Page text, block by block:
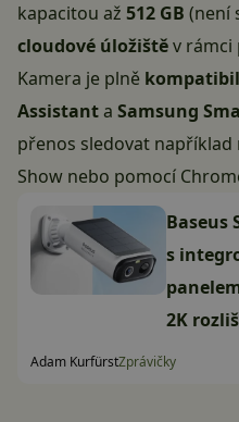
kapacitou až 512 GB (není
cloudové úložištěv rámci
Kamera je plně
Assistanta Samsung
přenos sledovat například
Show nebo pomocí
Baseus
s
2K
Adam KurfürstZprávičky